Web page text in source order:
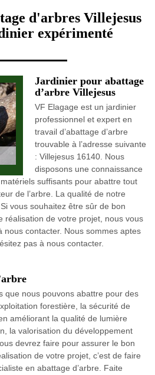
d'arbres Villejesus
expérimenté
Jardinier pour abattage
d’arbre Villejesus
VF Elagage est un jardinier
professionnel et expert en
travail d’abattage d’arbre
trouvable à l’adresse suivante
: Villejesus 16140. Nous
disposons une connaissance
suffisants pour abattre tout
de l’arbre. La qualité de notre
vous souhaitez être sûr de bon
réalisation de votre projet, nous vous
nous contacter. Nous sommes aptes
pas à nous contacter.
que nous pouvons abattre pour des
forestière, la sécurité de
améliorant la qualité de lumière
la valorisation du développement
devrez faire pour assurer le bon
de votre projet, c’est de faire
en abattage d’arbre. Faite